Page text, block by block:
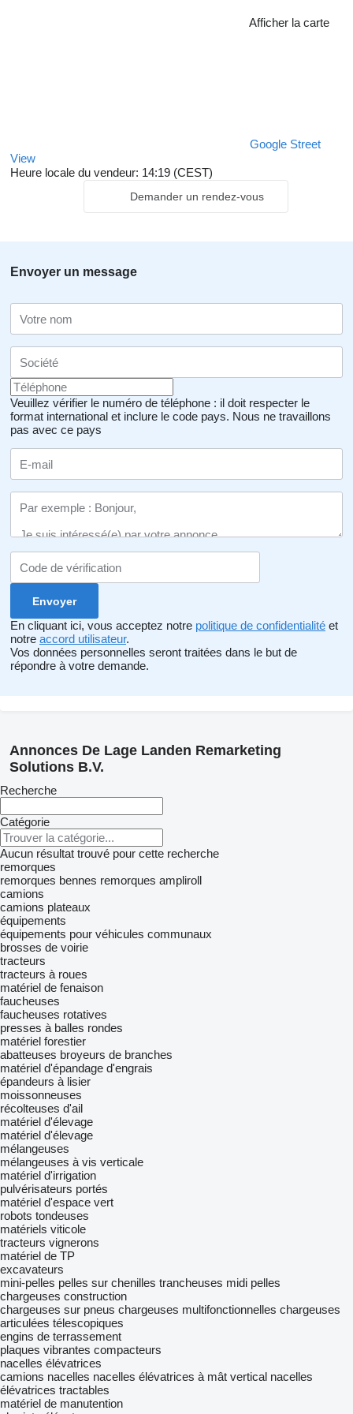
Afficher la carte
Google Street
View
Heure locale du vendeur: 14:19 (CEST)
Demander un rendez-vous
Envoyer un message
Veuillez vérifier le numéro de téléphone : il doit respecter le
format international et inclure le code pays. Nous ne travaillons
pas avec ce pays
En cliquant ici, vous acceptez notre politique de confidentialité et
notre accord utilisateur.
Vos données personnelles seront traitées dans le but de
répondre à votre demande.
Annonces De Lage Landen Remarketing
Solutions B.V.
Recherche
Catégorie
Aucun résultat trouvé pour cette recherche
remorques
remorques bennes remorques ampliroll
camions
camions plateaux
équipements
équipements pour véhicules communaux
brosses de voirie
tracteurs
tracteurs à roues
matériel de fenaison
faucheuses
faucheuses rotatives
presses à balles rondes
matériel forestier
abatteuses broyeurs de branches
matériel d'épandage d'engrais
épandeurs à lisier
moissonneuses
récolteuses d'ail
matériel d'élevage
matériel d'élevage
mélangeuses
mélangeuses à vis verticale
matériel d'irrigation
pulvérisateurs portés
matériel d'espace vert
robots tondeuses
matériels viticole
tracteurs vignerons
matériel de TP
excavateurs
mini-pelles pelles sur chenilles trancheuses midi pelles
chargeuses construction
chargeuses sur pneus chargeuses multifonctionnelles chargeuses
articulées télescopiques
engins de terrassement
plaques vibrantes compacteurs
nacelles élévatrices
camions nacelles nacelles élévatrices à mât vertical nacelles
élévatrices tractables
matériel de manutention